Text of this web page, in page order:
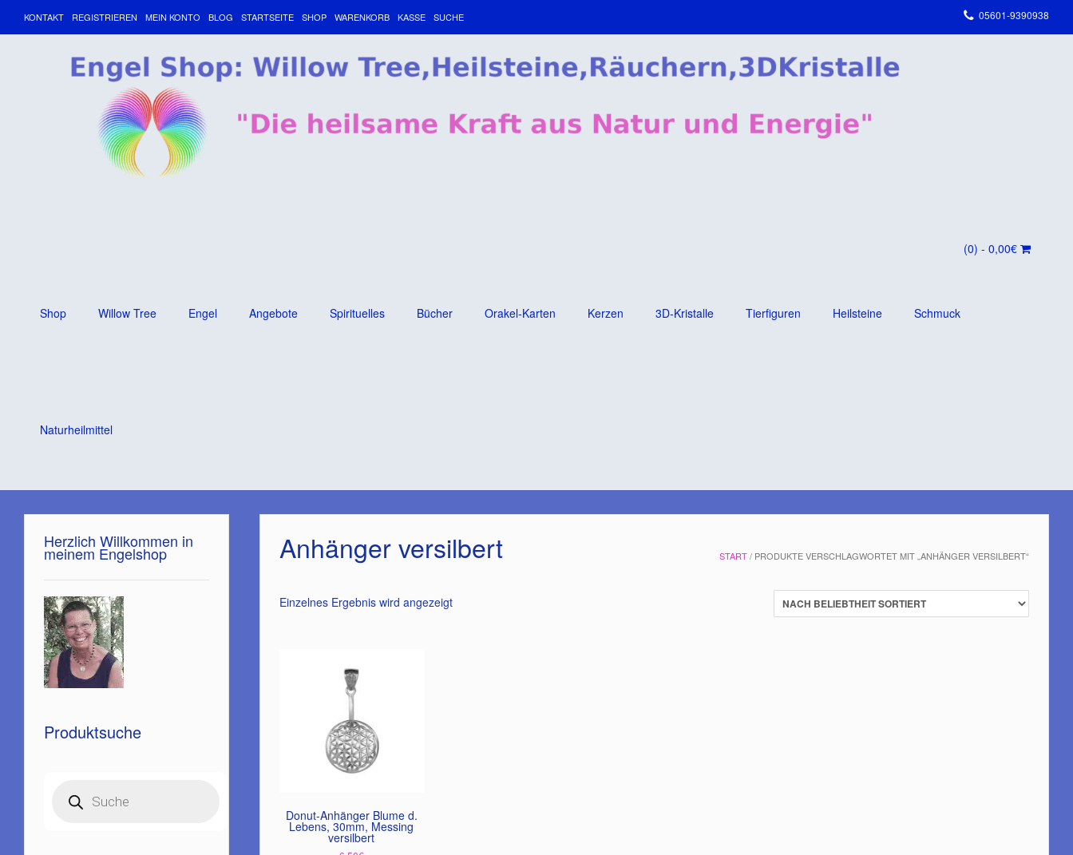
KONTAKT REGISTRIEREN MEIN KONTO BLOG STARTSEITE SHOP WARENKORB KASSE SUCHE 05601-9390938
(0) - 0,00€
Shop Willow Tree Engel Angebote Spirituelles Bücher Orakel-Karten Kerzen 3D-Kristalle Tierfiguren Heilsteine Schmuck
Naturheilmittel
START/ PRODUKTE VERSCHLAGWORTET MIT „ANHÄNGER VERSILBERT“
Anhänger versilbert
Einzelnes Ergebnis wird angezeigt
Donut-Anhänger Blume d.
Lebens, 30mm, Messing
versilbert
Herzlich Willkommen in
meinem Engelshop
Produktsuche
search